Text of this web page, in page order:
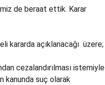
de beraat ettik. Karar
kararda açıklanacağı üzere;
cezalandırılması istemiyle
kanunda suç olarak